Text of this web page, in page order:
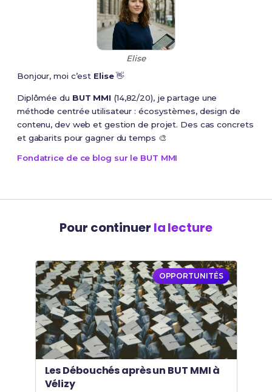
Elise
Bonjour, moi c’est Elise👋
Diplômée du BUT MMI (14,82/20), je partage une
méthode centrée utilisateur : écosystèmes, design de
contenu, dev web et gestion de projet. Des cas concrets
et gabarits pour gagner du temps 🎨
Fondatrice de ce blog sur le BUT MMI
Pour continuer la lecture
OPPORTUNITÉS
Les Débouchés après un BUT MMI à
Vélizy